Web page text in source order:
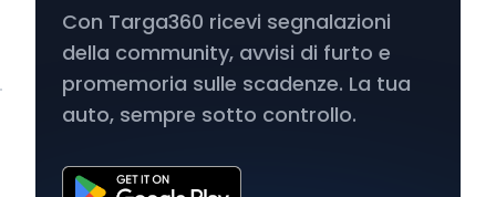
Con Targa360 ricevi segnalazioni
della community, avvisi di furto e
promemoria sulle scadenze. La tua
auto, sempre sotto controllo.